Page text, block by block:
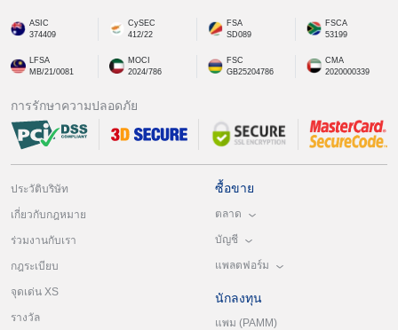
ASIC
374409
CySEC
412/22
FSA
SD089
FSCA
53199
LFSA
MB/21/0081
MOCI
2024/786
FSC
GB25204786
CMA
2020000339
การรักษาความปลอดภัย
ประวัติบริษัท
เกี่ยวกับกฎหมาย
ร่วมงานกับเรา
กฎระเบียบ
จุดเด่น XS
รางวัล
ซื้อขาย
ตลาด
บัญชี
แพลตฟอร์ม
นักลงทุน
แพม (PAMM)